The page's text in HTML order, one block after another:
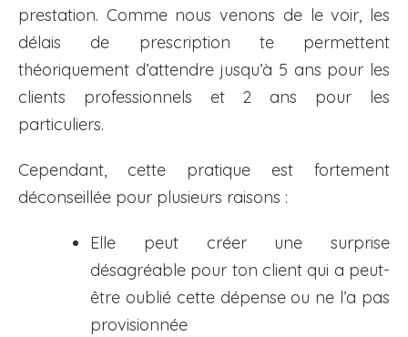
prestation. Comme nous venons de le voir, les
délais de prescription te permettent
théoriquement d’attendre jusqu’à 5 ans pour les
clients professionnels et 2 ans pour les
particuliers.
Cependant, cette pratique est fortement
déconseillée pour plusieurs raisons :
Elle peut créer une surprise
désagréable pour ton client qui a peut-
être oublié cette dépense ou ne l’a pas
provisionnée